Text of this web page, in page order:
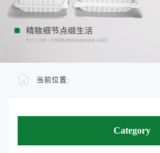
当前位置:
Category